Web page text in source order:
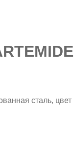
сталь, цвет